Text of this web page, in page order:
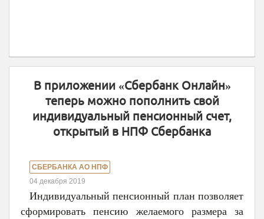
В приложении «Сбербанк Онлайн»
теперь можно пополнить свой
индивидуальный пенсионный счет,
открытый в НПФ Сбербанка
СБЕРБАНКА АО НПФ
04 декабря 2019
Индивидуальный пенсионный план позволяет
сформировать пенсию желаемого размера за